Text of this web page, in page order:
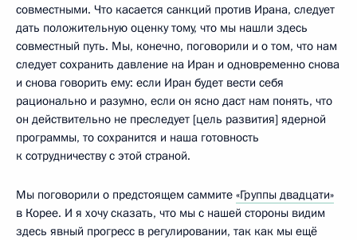
совместными. Что касается санкций против Ирана, следует
дать положительную оценку тому, что мы нашли здесь
совместный путь. Мы, конечно, поговорили и о том, что нам
следует сохранить давление на Иран и одновременно снова
и снова говорить ему: если Иран будет вести себя
рационально и разумно, если он ясно даст нам понять, что
он действительно не преследует [цель развития] ядерной
программы, то сохранится и наша готовность
к сотрудничеству с этой страной.
Мы поговорили о предстоящем саммите «Группы двадцати»
в Корее. И я хочу сказать, что мы с нашей стороны видим
здесь явный прогресс в регулировании, так как мы ещё